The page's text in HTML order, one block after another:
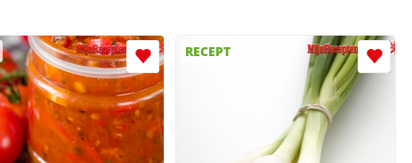
RECEPT